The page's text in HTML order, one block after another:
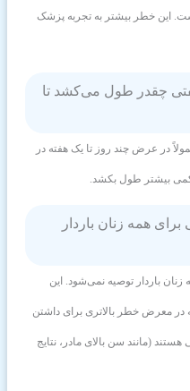
گزارش شده است. این خطر بیشتر به تجربه پزشک
جفتی چقدر طول می‌کشد تا
در عرض چند روز تا یک هفته در
بیشتر طول بکشد.
برای همه زنان باردار
زنان باردار توصیه نمی‌شود. این
در معرض خطر بالاتری برای داشتن
(مانند سن بالای مادر، نتایج